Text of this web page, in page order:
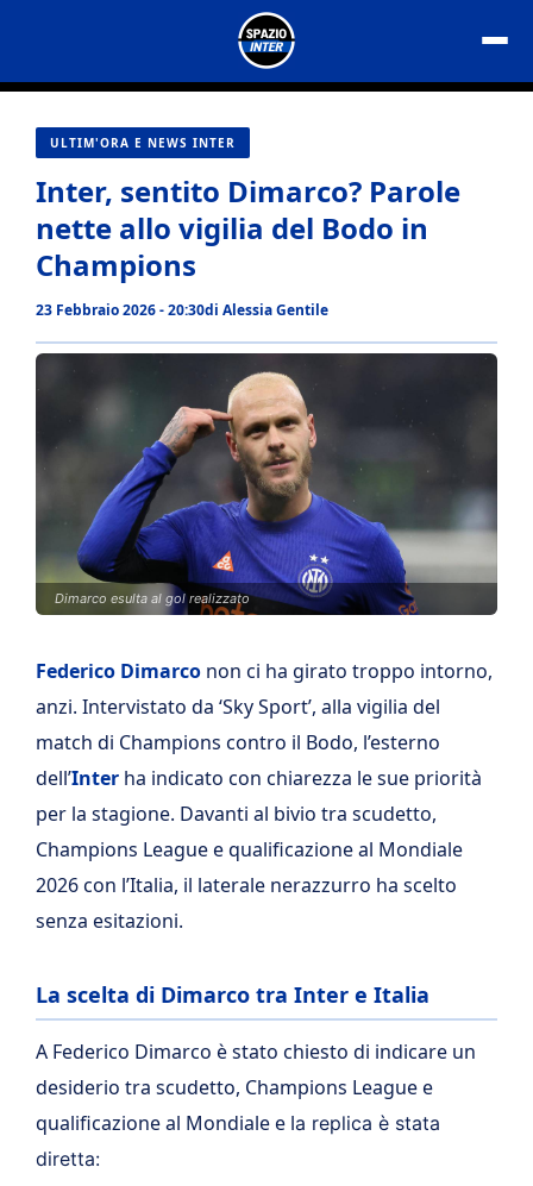
contenuto
ULTIM'ORA E NEWS INTER
Inter, sentito Dimarco? Parole
nette allo vigilia del Bodo in
Champions
23 Febbraio 2026 - 20:30di Alessia Gentile
Dimarco esulta al gol realizzato
Federico Dimarco non ci ha girato troppo intorno,
anzi. Intervistato da ‘Sky Sport’, alla vigilia del
match di Champions contro il Bodo, l’esterno
dell’Inter ha indicato con chiarezza le sue priorità
per la stagione. Davanti al bivio tra scudetto,
Champions League e qualificazione al Mondiale
2026 con l’Italia, il laterale nerazzurro ha scelto
senza esitazioni.
La scelta di Dimarco tra Inter e Italia
A Federico Dimarco è stato chiesto di indicare un
desiderio tra scudetto, Champions League e
qualificazione al Mondiale e la replica è stata
diretta: